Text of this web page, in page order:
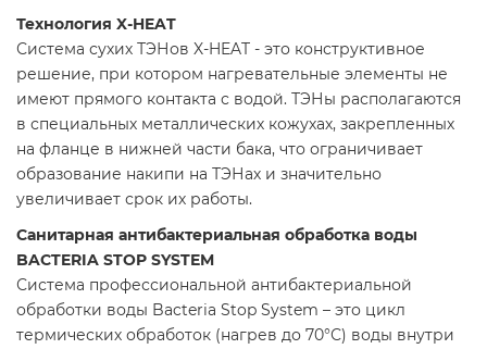
Технология X-HEAT
Система сухих ТЭНов X-HEAT - это конструктивное
решение, при котором нагревательные элементы не
имеют прямого контакта с водой. ТЭНы располагаются
в специальных металлических кожухах, закрепленных
на фланце в нижней части бака, что ограничивает
образование накипи на ТЭНах и значительно
увеличивает срок их работы.
Санитарная антибактериальная обработка воды
BACTERIA STOP SYSTEM
Система профессиональной антибактериальной
обработки воды Bacteria Stop System – это цикл
термических обработок (нагрев до 70°С) воды внутри